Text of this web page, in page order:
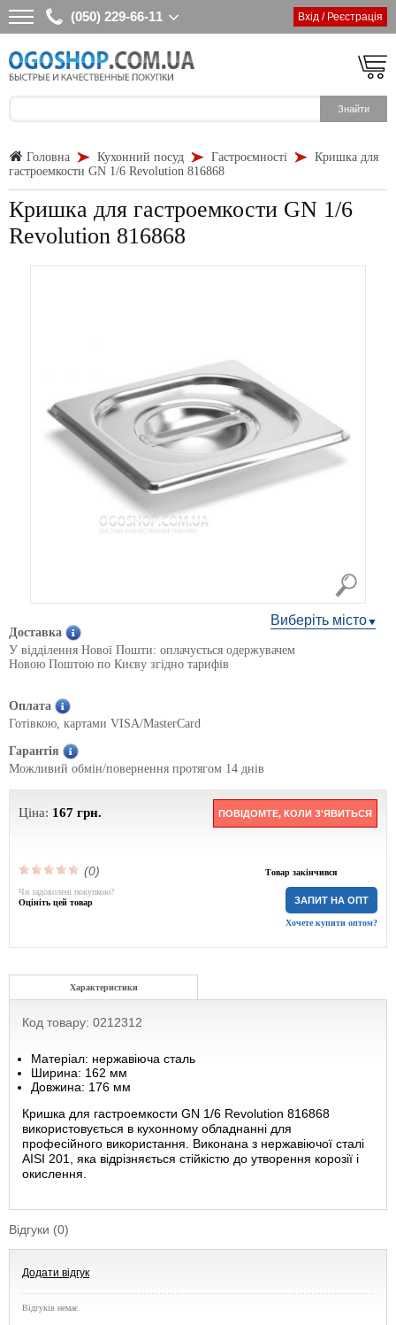
(050) 229-66-11 Вхід / Реєстрація
Головна Кухонний посуд Гастроємності
Кришка для
гастроемкости GN 1/6 Revolution 816868
Кришка для гастроемкости GN 1/6
Revolution 816868
Виберіть місто
Доставка
У відділення Нової Пошти: оплачується одержувачем
Новою Поштою по Києву згідно тарифів
Оплата
Готівкою, картами VISA/MasterCard
Гарантія
Можливий обмін/повернення протягом 14 днів
Ціна: 167 грн. ПОВІДОМТЕ, КОЛИ З'ЯВИТЬСЯ
(0) Товар закінчився
ЗАПИТ НА ОПТ
Хочете купити оптом?
Чи задоволені покупкою?
Оцініть цей товар
Характеристики
Код товару: 0212312
Матеріал: нержавіюча сталь
Ширина: 162 мм
Довжина: 176 мм
Кришка для гастроемкости GN 1/6 Revolution 816868
використовується в кухонному обладнанні для
професійного використання. Виконана з нержавіючої сталі
AISI 201, яка відрізняється стійкістю до утворення корозії і
окислення.
Відгуки (0)
Додати відгук
Відгуків немає